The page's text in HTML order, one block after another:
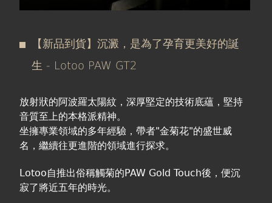
【新品到貨】沉澱，是為了孕育更美好的誕
生 - Lotoo PAW GT2
放射狀的阿波羅太陽紋，深厚堅定的技術底蘊，堅持
音質至上的本格派精神。
坐擁專業領域的多年經驗，帶者"金菊花"的盛世威
名，繼續往更進階的領域進行探求。
Lotoo自推出俗稱觸菊的PAW Gold Touch後，便沉
寂了將近五年的時光。